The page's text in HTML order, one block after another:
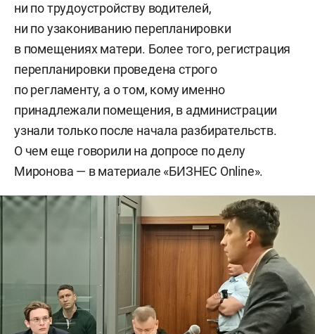
ни по трудоустройству водителей,
ни по узакониванию перепланировки
в помещениях матери. Более того, регистрация
перепланировки проведена строго
по регламенту, а о том, кому именно
принадлежали помещения, в администрации
узнали только после начала разбирательств.
О чем еще говорили на допросе по делу
Миронова — в материале «БИЗНЕС Online».